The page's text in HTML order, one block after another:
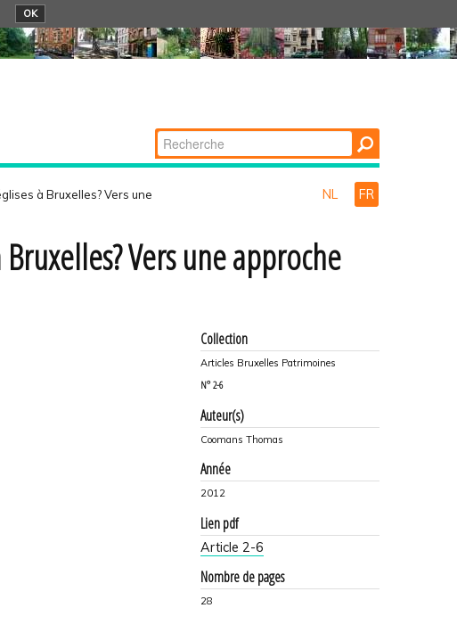
OK
Chercher par
Recherche
à Bruxelles? Vers une
NL FR
Vers une approche
Collection
Articles Bruxelles Patrimoines
N° 2-6
Auteur(s)
Coomans Thomas
Année
2012
Lien pdf
Article 2-6
Nombre de pages
28